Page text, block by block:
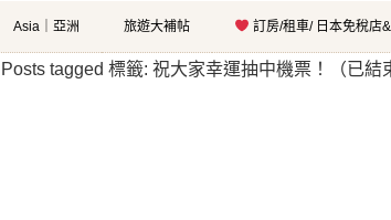
Asia｜亞洲 旅遊大補帖 訂房/租車/ 日本免稅店
Posts tagged 標籤: 祝大家幸運抽中機票！（已結